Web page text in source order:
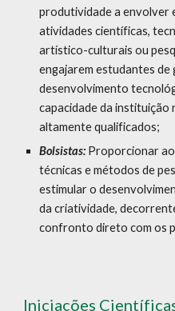
produtividade a envolver
atividades científicas,
artístico-culturais ou
engajarem estudantes
desenvolvimento
capacidade da
altamente qualificados;
Bolsistas: Proporcionar
técnicas e métodos de
estimular o
da criatividade,
confronto direto com os
Iniciações